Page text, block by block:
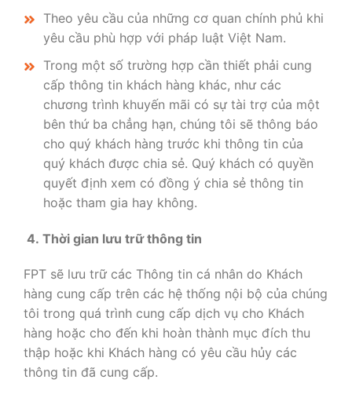
Theo yêu cầu của những cơ quan chính phủ khi
yêu cầu phù hợp với pháp luật Việt Nam.
Trong một số trường hợp cần thiết phải cung
cấp thông tin khách hàng khác, như các
chương trình khuyến mãi có sự tài trợ của một
bên thứ ba chẳng hạn, chúng tôi sẽ thông báo
cho quý khách hàng trước khi thông tin của
quý khách được chia sẻ. Quý khách có quyền
quyết định xem có đồng ý chia sẻ thông tin
hoặc tham gia hay không.
4. Thời gian lưu trữ thông tin
FPT sẽ lưu trữ các Thông tin cá nhân do Khách
hàng cung cấp trên các hệ thống nội bộ của chúng
tôi trong quá trình cung cấp dịch vụ cho Khách
hàng hoặc cho đến khi hoàn thành mục đích thu
thập hoặc khi Khách hàng có yêu cầu hủy các
thông tin đã cung cấp.